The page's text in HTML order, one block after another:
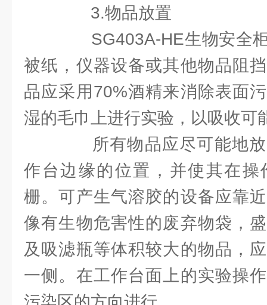
3.物品放置
SG403A-HE生物安全柜
被纸，仪器设备或其他物品阻
品应采用70%酒精来消除表面
湿的毛巾上进行实验，以吸收可
所有物品应尽可能地放
作台边缘的位置，并使其在操
栅。可产生气溶胶的设备应靠
像有生物危害性的废弃物袋，
及吸滤瓶等体积较大的物品，
一侧。在工作台面上的实验操